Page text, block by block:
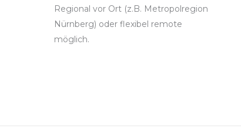
Regional vor Ort (z.B. Metropolregion
Nürnberg) oder flexibel remote
möglich.